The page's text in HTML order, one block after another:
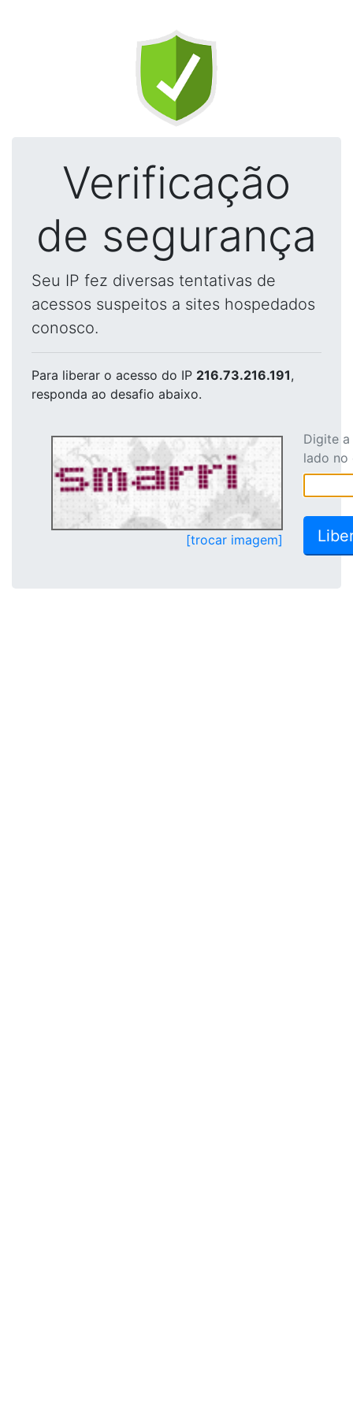
Verificação
de segurança
Seu IP fez diversas tentativas de
acessos suspeitos a sites hospedados
conosco.
Para liberar o acesso do IP 216.73.216.191,
responda ao desafio abaixo.
[trocar imagem]
Digite
lado no